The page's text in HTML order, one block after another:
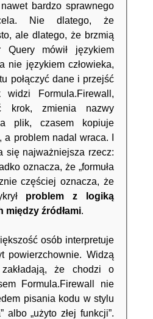
bardzo sprawnego
Nie dlatego, że
ale dlatego, że brzmią
mówił językiem
nie językiem człowieka,
połączyć dane i przejść
widzi Formula.Firewall,
krok, zmienia nazwy
plik, czasem kopiuje
problem nadal wraca. I
się najważniejsza rzecz:
oznacza, że „formuła
częściej oznacza, że
problem z
logiką
między źródłami.
osób interpretuje
powierzchownie. Widzą
że chodzi o
Formula.Firewall nie
pisania kodu w stylu
albo „użyto złej funkcji”.